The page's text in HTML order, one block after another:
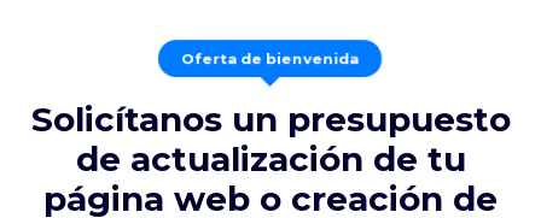
Oferta de bienvenida
Solicítanos un presupuesto
de actualización de tu
página web o creación de